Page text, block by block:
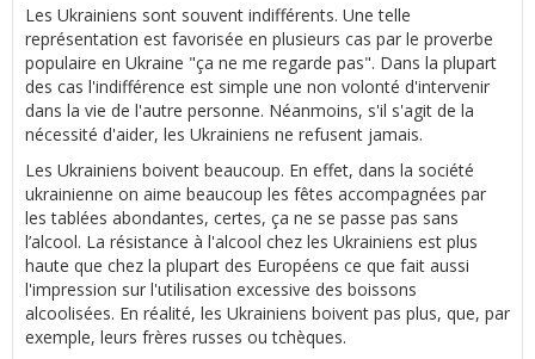
Les Ukrainiens sont souvent indifférents. Une telle
représentation est favorisée en plusieurs cas par le proverbe
populaire en Ukraine "ça ne me regarde pas". Dans la plupart
des cas l'indifférence est simple une non volonté d'intervenir
dans la vie de l'autre personne. Néanmoins, s'il s'agit de la
nécessité d'aider, les Ukrainiens ne refusent jamais.
Les Ukrainiens boivent beaucoup. En effet, dans la société
ukrainienne on aime beaucoup les fêtes accompagnées par
les tablées abondantes, certes, ça ne se passe pas sans
l’alcool. La résistance à l'alcool chez les Ukrainiens est plus
haute que chez la plupart des Européens ce que fait aussi
l'impression sur l'utilisation excessive des boissons
alcoolisées. En réalité, les Ukrainiens boivent pas plus, que, par
exemple, leurs frères russes ou tchèques.